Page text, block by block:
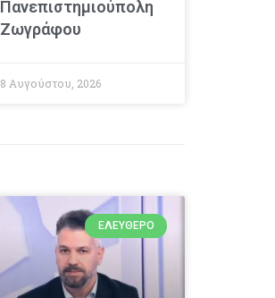
Πανεπιστημιούπολη
Ζωγράφου
8 Αυγούστου, 2026
ΕΛΕΎΘΕΡΟ